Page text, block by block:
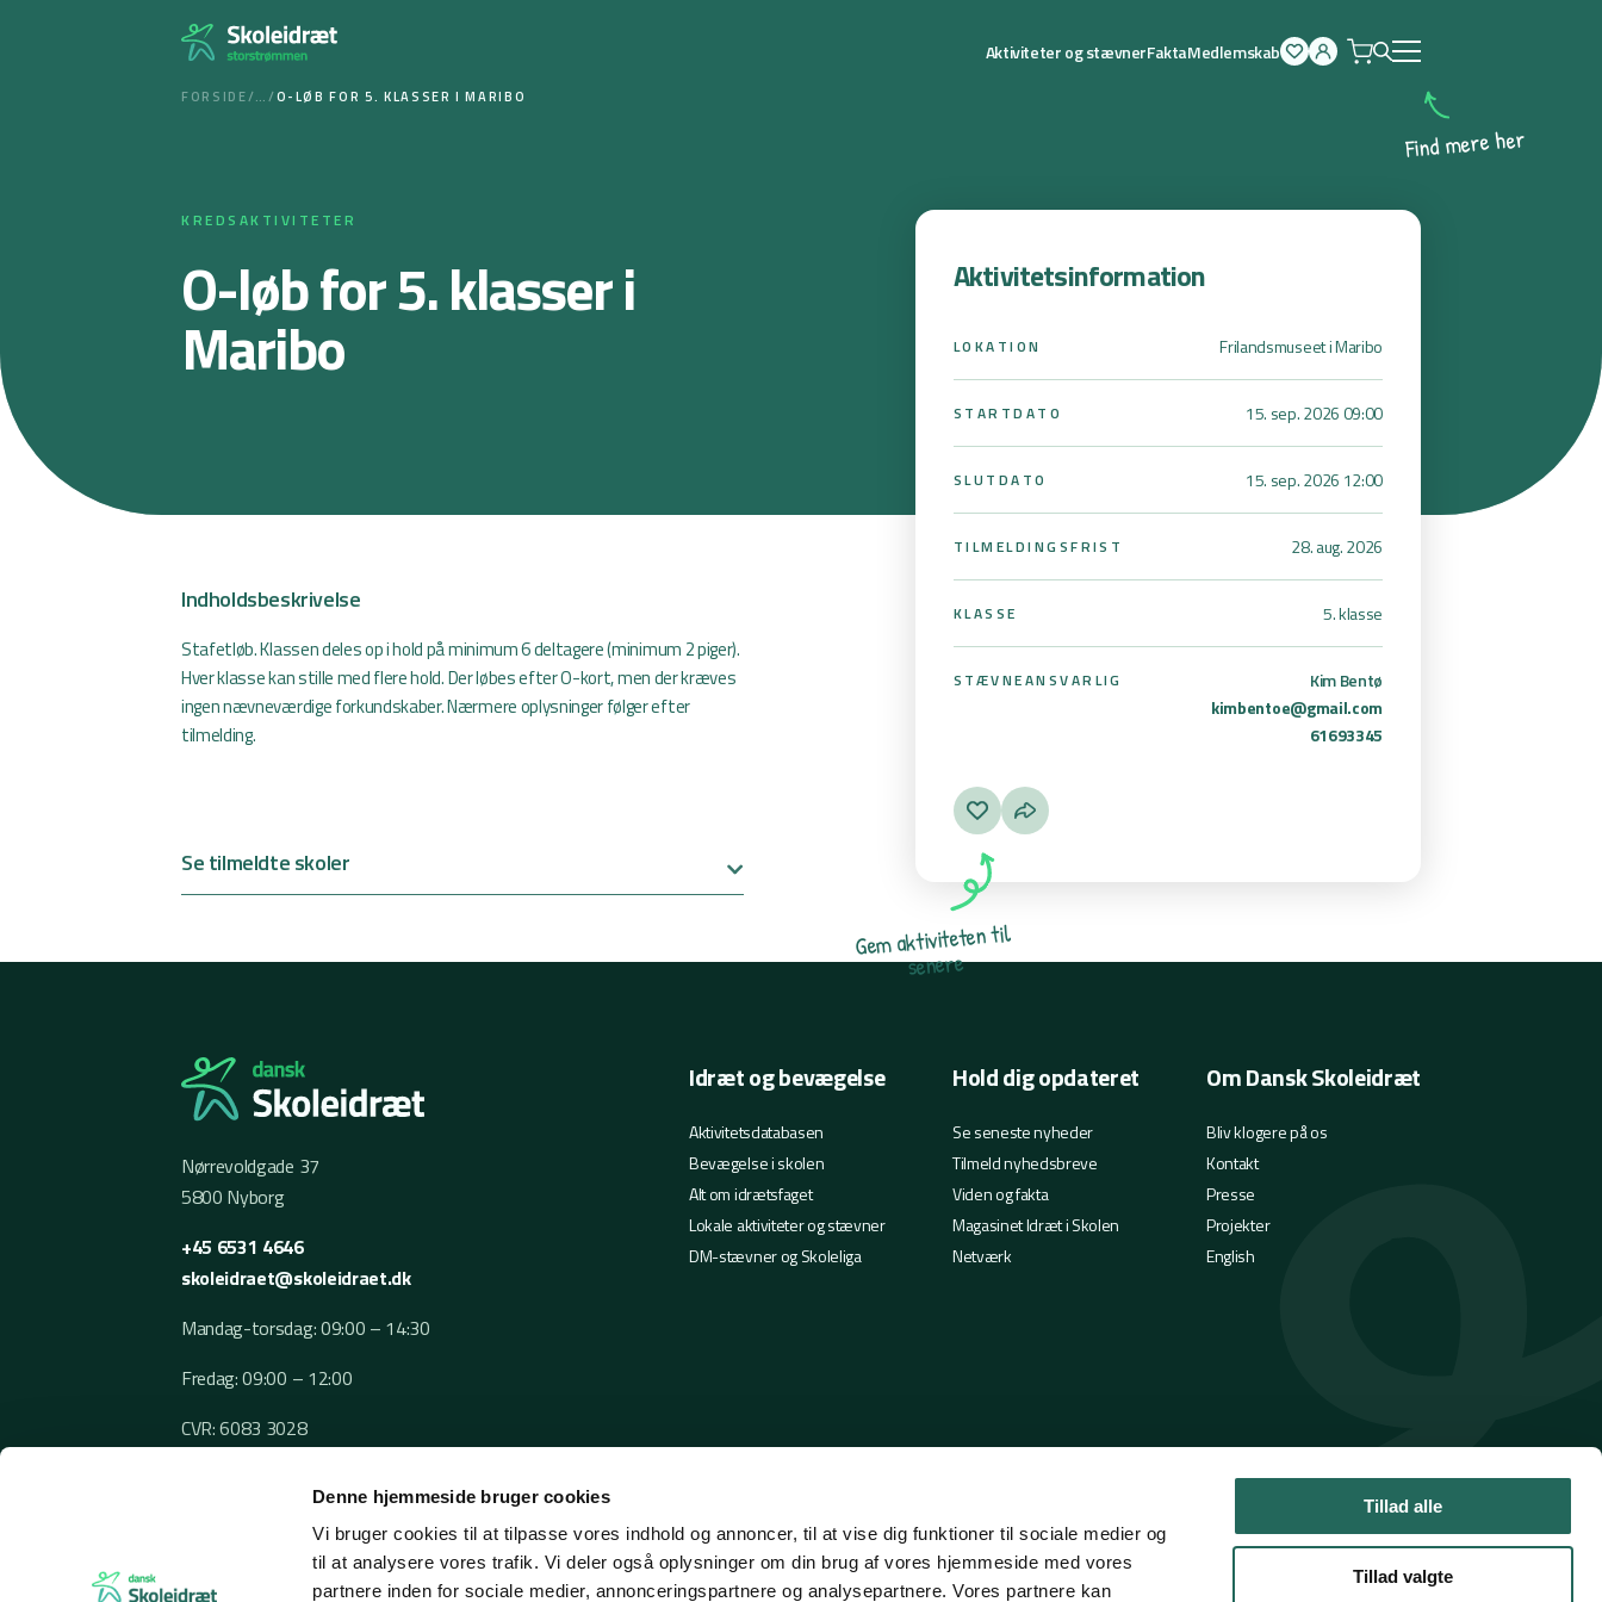
Denne hjemmeside bruger cookies
Vi bruger cookies til at tilpasse vores indhold og annoncer, til at vise dig funktioner til sociale medier og
til at analysere vores trafik. Vi deler også oplysninger om din brug af vores hjemmeside med vores
partnere inden for sociale medier, annonceringspartnere og analysepartnere. Vores partnere kan
Tillad alle
Tillad valgte
Aktiviteter og stævnerFaktaMedlemskab
Åben
Findmereher
FORSIDE/…/O-LØB FOR 5. KLASSER I MARIBO
KREDSAKTIVITETER
O-løb for 5. klasser i
Maribo
Aktivitetsinformation
LOKATION Frilandsmuseet i Maribo
STARTDATO 15. sep. 2026 09:00
SLUTDATO 15. sep. 2026 12:00
TILMELDINGSFRIST 28. aug. 2026
KLASSE 5. klasse
STÆVNEANSVARLIG
Kim Bentø
kimbentoe@gmail.com
61693345
Gemaktivitetentil
senere
Indholdsbeskrivelse
Stafetløb. Klassen deles op i hold på minimum 6 deltagere (minimum 2 piger).
Hver klasse kan stille med flere hold. Der løbes efter O-kort, men der kræves
ingen nævneværdige forkundskaber. Nærmere oplysninger følger efter
tilmelding.
Se tilmeldte skoler
Nørrevoldgade 37
5800 Nyborg
+45 6531 4646
skoleidraet@skoleidraet.dk
Mandag-torsdag: 09:00 – 14:30
Fredag: 09:00 – 12:00
CVR: 6083 3028
Idræt og bevægelse
Aktivitetsdatabasen
Bevægelse i skolen
Alt om idrætsfaget
Lokale aktiviteter og stævner
DM-stævner og Skoleliga
Hold dig opdateret
Se seneste nyheder
Tilmeld nyhedsbreve
Viden og fakta
Magasinet Idræt i Skolen
Netværk
Om Dansk Skoleidræt
Bliv klogere på os
Kontakt
Presse
Projekter
English